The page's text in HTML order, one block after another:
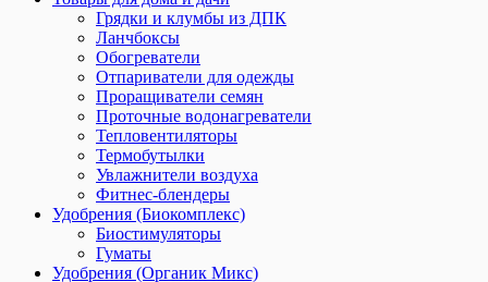
Грядки и клумбы из ДПК
Ланчбоксы
Обогреватели
Отпариватели для одежды
Проращиватели семян
Проточные водонагреватели
Тепловентиляторы
Термобутылки
Увлажнители воздуха
Фитнес-блендеры
Удобрения (Биокомплекс)
Биостимуляторы
Гуматы
Удобрения (Органик Микс)